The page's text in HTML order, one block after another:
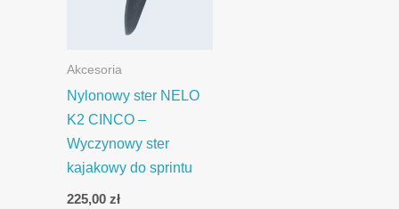
Akcesoria
Nylonowy ster NELO
K2 CINCO –
Wyczynowy ster
kajakowy do sprintu
225,00 zł